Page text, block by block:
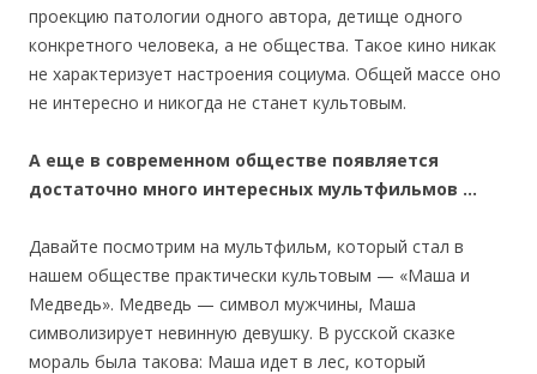
проекцию патологии одного автора, детище одного
конкретного человека, а не общества. Такое кино никак
не характеризует настроения социума. Общей массе оно
не интересно и никогда не станет культовым.
А еще в современном обществе появляется
достаточно много интересных мультфильмов …
Давайте посмотрим на мультфильм, который стал в
нашем обществе практически культовым — «Маша и
Медведь». Медведь — символ мужчины, Маша
символизирует невинную девушку. В русской сказке
мораль была такова: Маша идет в лес, который